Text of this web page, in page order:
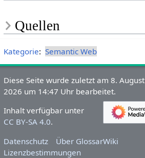
Quellen
Kategorie: Semantic Web
Diese Seite wurde zuletzt am 8. August
2026 um 14:47 Uhr bearbeitet.
Inhalt verfügbar unter
CC BY-SA 4.0.
Datenschutz
Über GlossarWiki
Lizenzbestimmungen